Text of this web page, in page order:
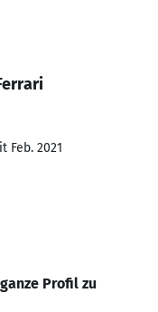
Feb. 2021
Profil zu